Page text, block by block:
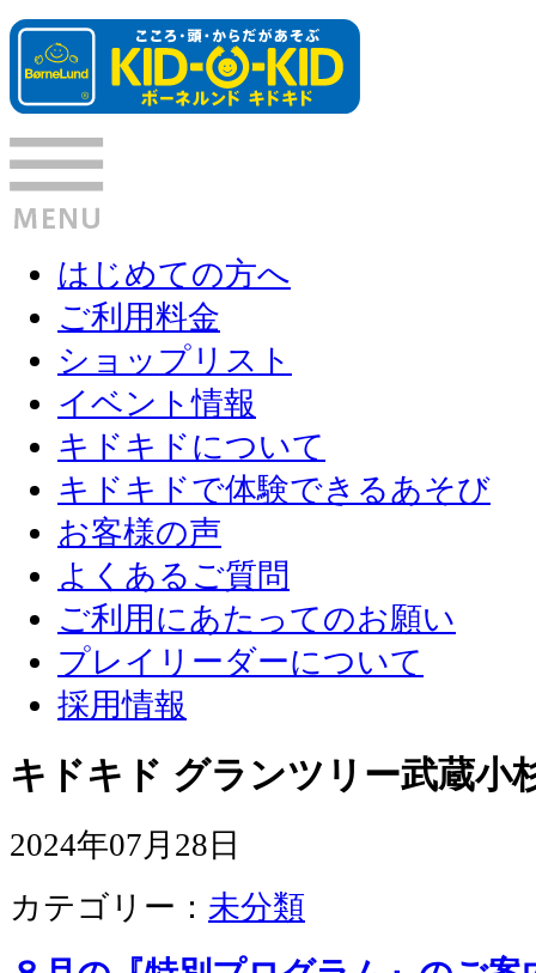
はじめての方へ
ご利用料金
ショップリスト
イベント情報
キドキドについて
キドキドで体験できるあそび
お客様の声
よくあるご質問
ご利用にあたってのお願い
プレイリーダーについて
採用情報
キドキド グランツリー武蔵小
2024年07月28日
カテゴリー： 未分類